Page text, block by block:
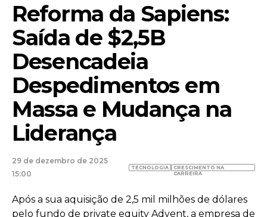
Reforma da Sapiens:
Saída de $2,5B
Desencadeia
Despedimentos em
Massa e Mudança na
Liderança
29 de dezembro de 2025
15:00
TECNOLOGIA
CRESCIMENTO NA
CARREIRA
Após a sua aquisição de 2,5 mil milhões de dólares
pelo fundo de private equity Advent, a empresa de